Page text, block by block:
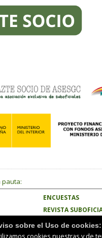
pauta:
ENCUESTAS
REVISTA
sobre el Uso de cookies:
cookies nuestras y de